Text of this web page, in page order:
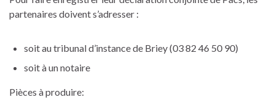
partenaires doivent s’adresser :
soit au tribunal d’instance de Briey (03 82 46 50 90)
soit à un notaire
Pièces à produire: